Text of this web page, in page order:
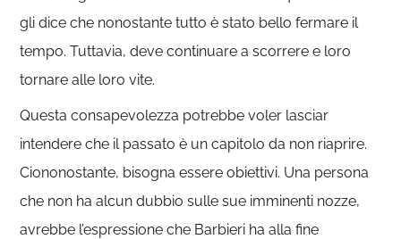
gli dice che nonostante tutto è stato bello fermare il
tempo. Tuttavia, deve continuare a scorrere e loro
tornare alle loro vite.
Questa consapevolezza potrebbe voler lasciar
intendere che il passato è un capitolo da non riaprire.
Ciononostante, bisogna essere obiettivi. Una persona
che non ha alcun dubbio sulle sue imminenti nozze,
avrebbe l’espressione che Barbieri ha alla fine